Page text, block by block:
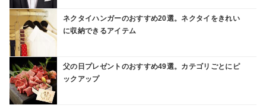
ネクタイハンガーのおすすめ20選。ネクタイをきれい
に収納できるアイテム
父の日プレゼントのおすすめ49選。カテゴリごとにピ
ックアップ